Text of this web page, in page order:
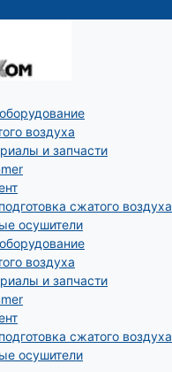
воздуха
и запчасти
сжатого воздуха
осушители
воздуха
и запчасти
сжатого воздуха
осушители